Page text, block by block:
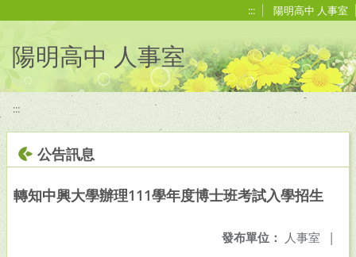
::: 陽明高中 人事室
陽明高中 人事室
:::
公告訊息
轉知中興大學辦理111學年度博士班考試入學招生
發布單位： 人事室 |